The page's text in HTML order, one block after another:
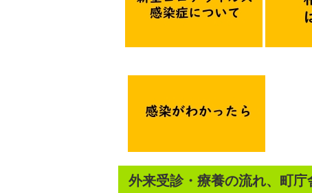
外来受診・療養の流れ、町